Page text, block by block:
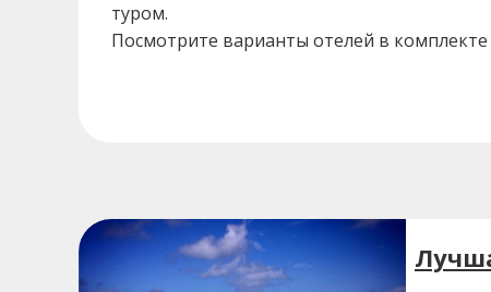
туром.
Посмотрите варианты отелей в